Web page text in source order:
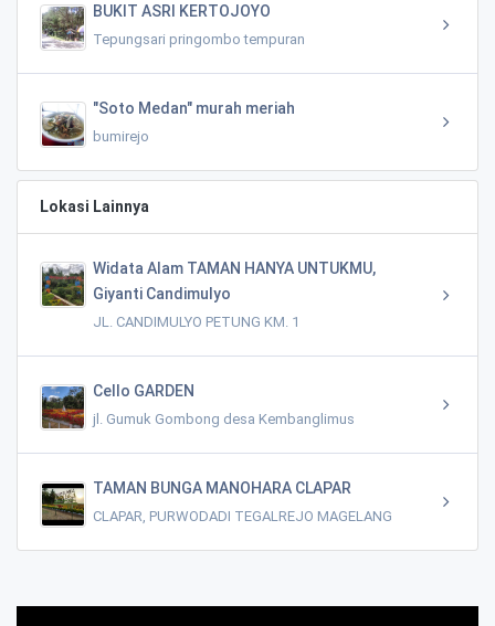
BUKIT ASRI KERTOJOYO
Tepungsari pringombo tempuran
"Soto Medan" murah meriah
bumirejo
Lokasi Lainnya
Widata Alam TAMAN HANYA UNTUKMU,
Giyanti Candimulyo
JL. CANDIMULYO PETUNG KM. 1
Cello GARDEN
jl. Gumuk Gombong desa Kembanglimus
TAMAN BUNGA MANOHARA CLAPAR
CLAPAR, PURWODADI TEGALREJO MAGELANG